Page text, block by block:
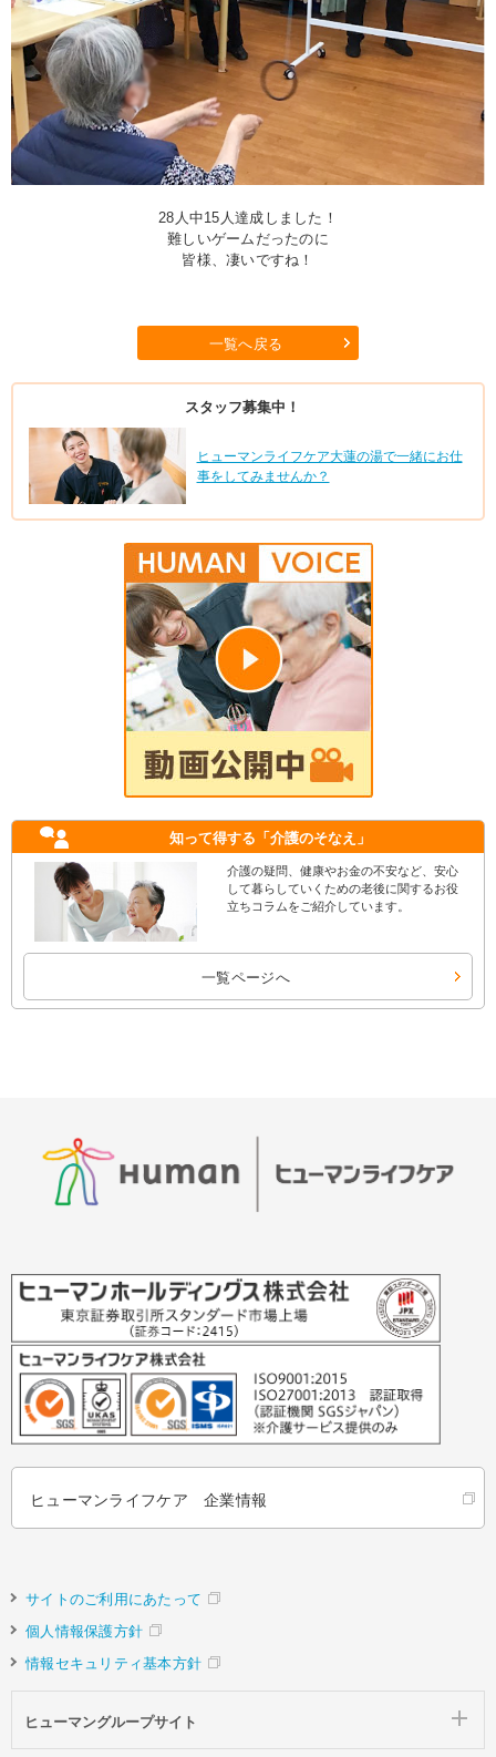
28人中15人達成しました！
難しいゲームだったのに
皆様、凄いですね！
一覧へ戻る
スタッフ募集中！
ヒューマンライフケア大蓮の湯で一緒にお仕
事をしてみませんか？
知って得する 「介護のそなえ」
介護の疑問、健康やお金の不安など、安心
して暮らしていくための老後に関するお役
立ちコラムをご紹介しています。
一覧ページへ
ヒューマンライフケア 企業情報
サイトのご利用にあたって
個人情報保護方針
情報セキュリティ基本方針
ヒューマングループサイト